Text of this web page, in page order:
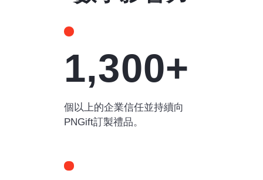
1,300+
個以上的企業信任並持續向
PNGift訂製禮品。